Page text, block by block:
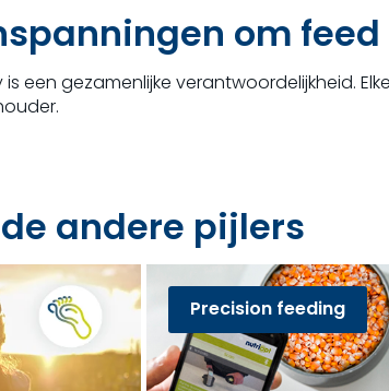
om
een gezamenlijke verantwoordelijkheid.
andere pijlers
Precision feeding